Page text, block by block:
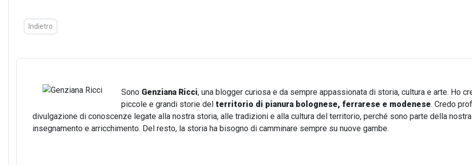
Articolo precedente: Bologna tra Ottocento e Novecento: una foto, tanta storia
Indietro
Sono Genziana Ricci, una blogger curiosa e da sempre appassionata di storia, cultura e arte. Ho
piccole e grandi storie del territorio di pianura bolognese, ferrarese e modenese. Credo
divulgazione di conoscenze legate alla nostra storia, alle tradizioni e alla cultura del territorio, perché sono parte della
insegnamento e arricchimento. Del resto, la storia ha bisogno di camminare sempre su nuove gambe.